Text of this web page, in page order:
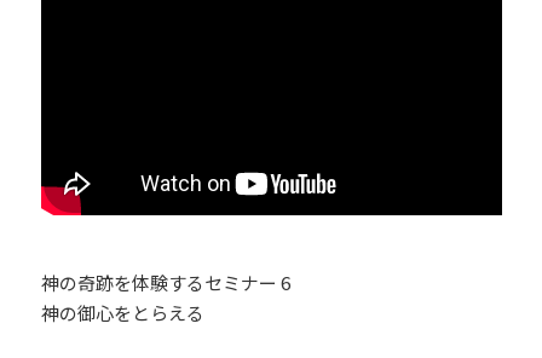
神の奇跡を体験するセミナー 6
神の御心をとらえる